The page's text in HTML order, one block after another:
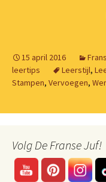
15 april 2016
leertips
Leerstijl,
Stampen, Vervoegen,
Volg De Franse Juf!